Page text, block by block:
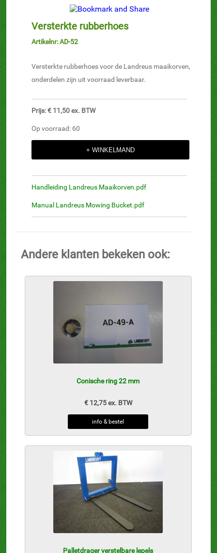
Versterkte rubberhoes
Artikelnr: AD-52
Versterkte rubberhoes voor de Landreus maaikorven,
onderdelen zijn uit voorraad leverbaar.
Prijs: € 11,50 ex. BTW
Op voorraad: 60
Handleiding Landreus Maaikorven.pdf
Manual Landreus Mowing Bucket.pdf
Andere klanten bekeken ook:
Conische ring 22 mm
€ 12,75 ex. BTW
info & bestel
Palletdrager verstelbare lepels